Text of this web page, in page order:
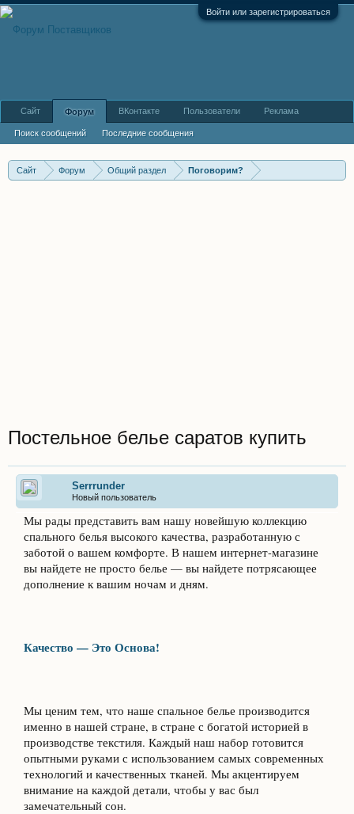
Войти или зарегистрироваться
Сайт Форум Общий раздел Поговорим?
Постельное белье саратов купить
Serrrunder
Новый пользователь
Мы рады представить вам нашу новейшую коллекцию
спального белья высокого качества, разработанную с
заботой о вашем комфорте. В нашем интернет-магазине
вы найдете не просто белье — вы найдете потрясающее
дополнение к вашим ночам и дням.
Качество — Это Основа!
Мы ценим тем, что наше спальное белье производится
именно в нашей стране, в стране с богатой историей в
производстве текстиля. Каждый наш набор готовится
опытными руками с использованием самых современных
технологий и качественных тканей. Мы акцентируем
внимание на каждой детали, чтобы у вас был
замечательный сон.
Сайт Форум
Поиск сообщений Последние сообщения
ВКонтакте Пользователи Реклама